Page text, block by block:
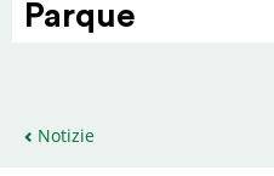
Parque
Notizie